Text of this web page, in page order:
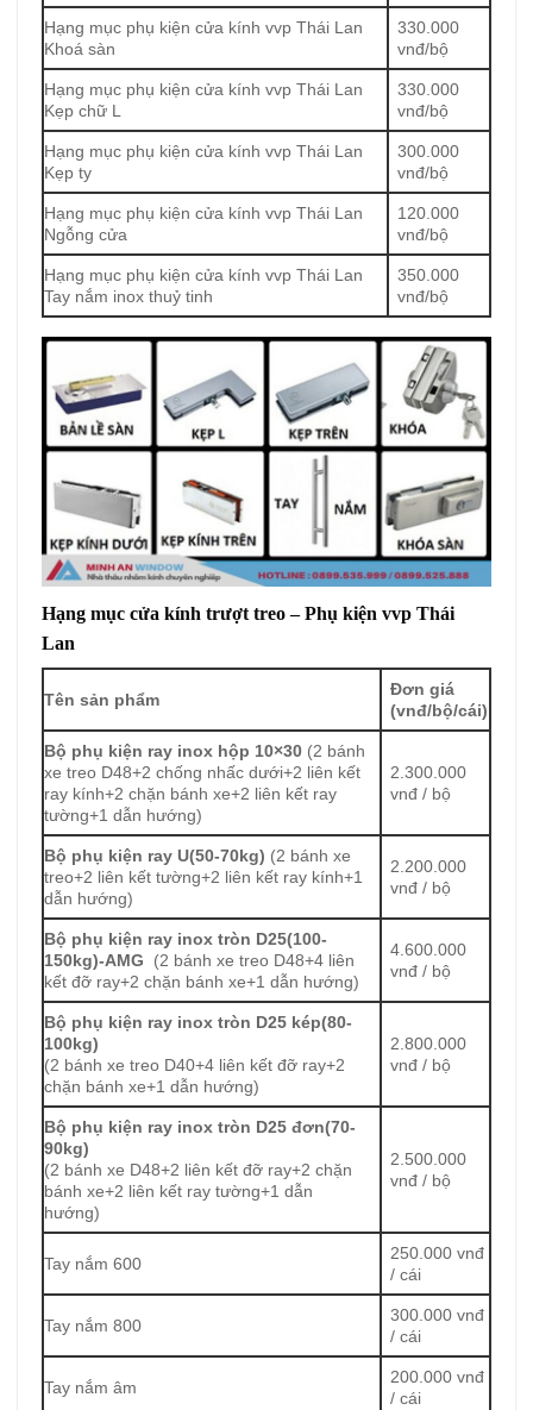
Hạng mục phụ kiện cửa kính vvp Thái Lan
Khoá sàn
330.000
vnđ/bộ
Hạng mục phụ kiện cửa kính vvp Thái Lan
Kẹp chữ L
330.000
vnđ/bộ
Hạng mục phụ kiện cửa kính vvp Thái Lan
Kẹp ty
300.000
vnđ/bộ
Hạng mục phụ kiện cửa kính vvp Thái Lan
Ngỗng cửa
120.000
vnđ/bộ
Hạng mục phụ kiện cửa kính vvp Thái Lan
Tay nắm inox thuỷ tinh
350.000
vnđ/bộ
Hạng mục cửa kính trượt treo – Phụ kiện vvp Thái
Lan
Tên sản phẩm
Đơn giá
(vnđ/bộ/cái)
Bộ phụ kiện ray inox hộp 10×30 (2 bánh
xe treo D48+2 chống nhấc dưới+2 liên kết
ray kính+2 chặn bánh xe+2 liên kết ray
tường+1 dẫn hướng)
2.300.000
vnđ / bộ
Bộ phụ kiện ray U(50-70kg) (2 bánh xe
treo+2 liên kết tường+2 liên kết ray kính+1
dẫn hướng)
2.200.000
vnđ / bộ
Bộ phụ kiện ray inox tròn D25(100-
150kg)-AMG (2 bánh xe treo D48+4 liên
kết đỡ ray+2 chặn bánh xe+1 dẫn hướng)
4.600.000
vnđ / bộ
Bộ phụ kiện ray inox tròn D25 kép(80-
100kg)
(2 bánh xe treo D40+4 liên kết đỡ ray+2
chặn bánh xe+1 dẫn hướng)
2.800.000
vnđ / bộ
Bộ phụ kiện ray inox tròn D25 đơn(70-
90kg)
(2 bánh xe D48+2 liên kết đỡ ray+2 chặn
bánh xe+2 liên kết ray tường+1 dẫn
hướng)
2.500.000
vnđ / bộ
Tay nắm 600
250.000 vnđ
/ cái
Tay nắm 800
300.000 vnđ
/ cái
Tay nắm âm
200.000 vnđ
/ cái